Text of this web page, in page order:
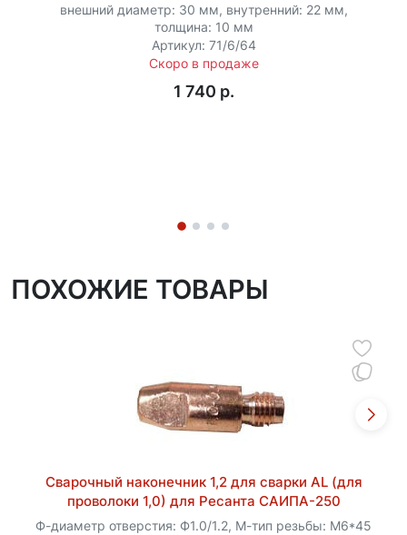
внешний диаметр: 30 мм, внутренний: 22 мм,
толщина: 10 мм
Артикул: 71/6/64
Скоро в продаже
1 740 p.
ПОХОЖИЕ ТОВАРЫ
Сварочный наконечник 1,2 для сварки AL (для
проволоки 1,0) для Ресанта САИПА-250
Ф-диаметр отверстия: Ф1.0/1.2, М-тип резьбы: M6*45